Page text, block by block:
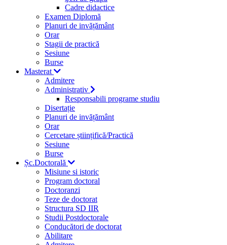
Cadre didactice
Examen Diplomă
Planuri de invățământ
Orar
Stagii de practică
Sesiune
Burse
Masterat
Admitere
Administrativ
Responsabili programe studiu
Disertație
Planuri de invățământ
Orar
Cercetare științifică/Practică
Sesiune
Burse
Șc.Doctorală
Misiune si istoric
Program doctoral
Doctoranzi
Teze de doctorat
Structura SD IIR
Studii Postdoctorale
Conducători de doctorat
Abilitare